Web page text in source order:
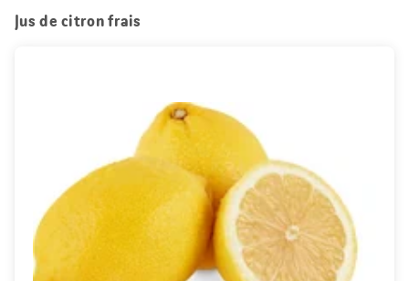
Jus de citron frais